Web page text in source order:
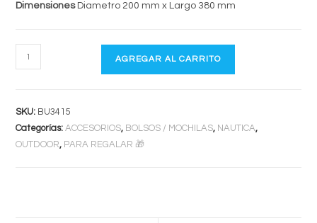
DimensionesDiametro 200 mm x Largo 380 mm
BOLSO
URBANO
15
Lts
AGREGAR AL CARRITO
SKU: BU3415
Categorías:ACCESORIOS, BOLSOS / MOCHILAS, NAUTICA,
OUTDOOR, PARA REGALAR 🎁